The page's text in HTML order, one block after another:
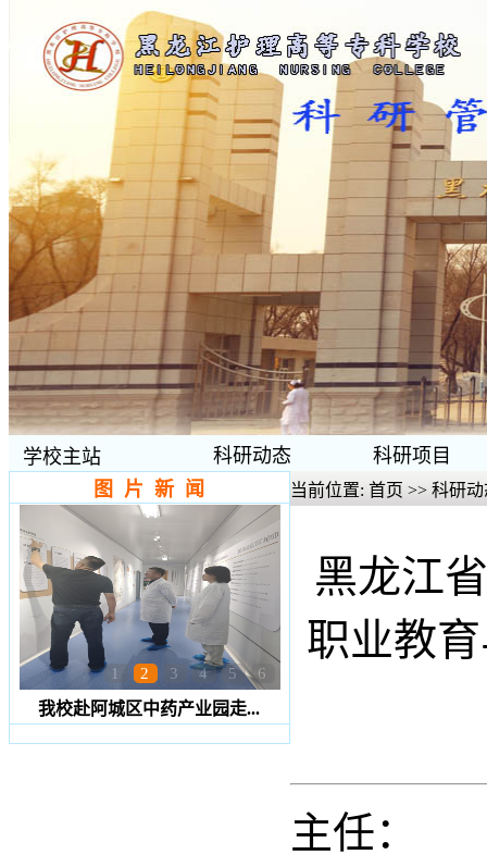
学校主站 科研动态
科研项目
图 片 新 闻
1 2 3 4 5 6
我校赴阿城区中药产业园走...
当前位置: 首页 >> 科研动
黑龙江
职业教
主任：